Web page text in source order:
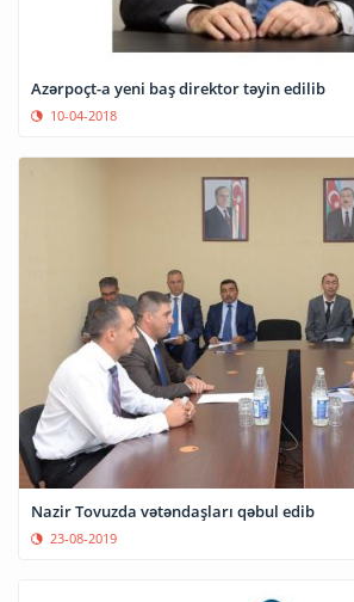
Azərpoçt-a yeni baş direktor təyin edilib
10-04-2018
Nazir Tovuzda vətəndaşları qəbul edib
23-08-2019